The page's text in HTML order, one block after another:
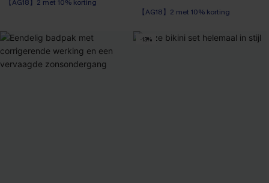
【AG18】2 met 10% korting
【AG18】2 met 10% korting
-13%